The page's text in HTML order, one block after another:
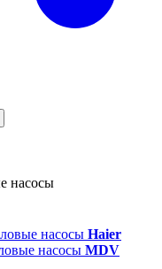
насосы
Haier
MDV